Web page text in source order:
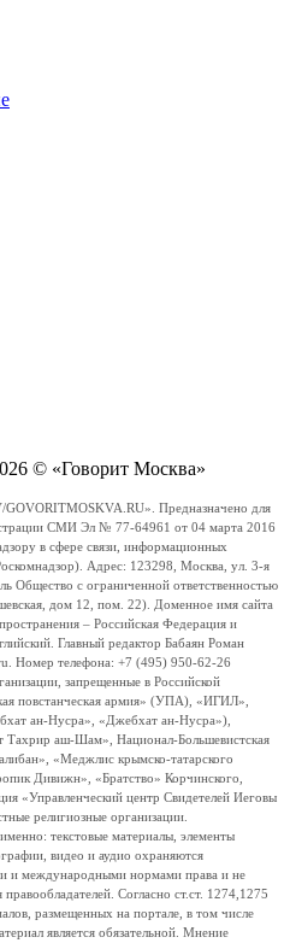
© «Говорит Москва»
Предназначено для
СМИ Эл № 77-64961 от 04 марта 2016
в сфере связи, информационных
Адрес: 123298, Москва, ул. 3-я
Общество с ограниченной ответственностью
дом 12, пом. 22). Доменное имя сайта
– Российская Федерация и
Главный редактор Бабаян Роман
Номер телефона: +7 (495) 950-62-26
запрещенные в Российской
повстанческая армия» (УПА), «ИГИЛ»,
ан-Нусра», «Джебхат ан-Нусра»),
Тахрир аш-Шам», Национал-Большевистская
«Меджлис крымско-татарского
Дивижн», «Братство» Корчинского,
«Управленческий центр Свидетелей Иеговы
религиозные организации.
текстовые материалы, элементы
видео и аудио охраняются
и международными нормами права и не
Согласно ст.ст. 1274,1275
размещенных на портале, в том числе
является обязательной. Мнение